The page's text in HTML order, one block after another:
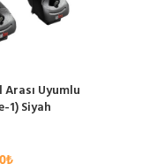
Uyumlu
1) Siyah
₺